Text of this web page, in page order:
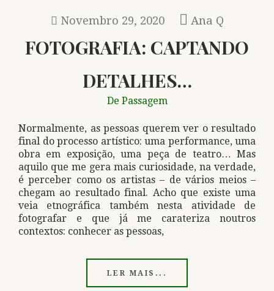
Novembro 29, 2020 Ana Q
FOTOGRAFIA: CAPTANDO
DETALHES…
De Passagem
Normalmente, as pessoas querem ver o resultado
final do processo artístico: uma performance, uma
obra em exposição, uma peça de teatro… Mas
aquilo que me gera mais curiosidade, na verdade,
é perceber como os artistas – de vários meios –
chegam ao resultado final. Acho que existe uma
veia etnográfica também nesta atividade de
fotografar e que já me carateriza noutros
contextos: conhecer as pessoas,
LER MAIS...